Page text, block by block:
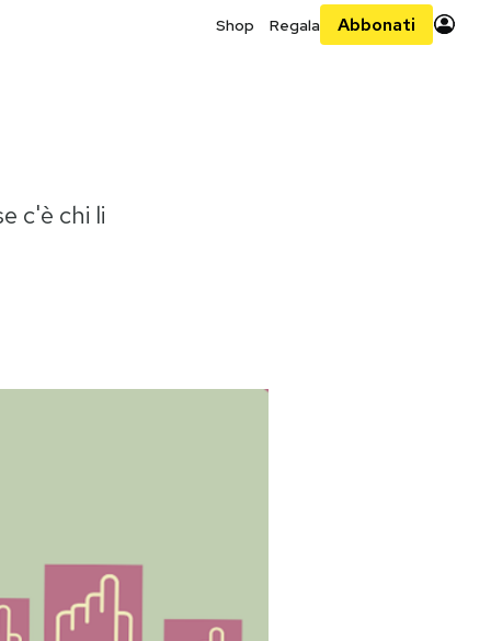
Shop Regala Abbonati
c'è chi li